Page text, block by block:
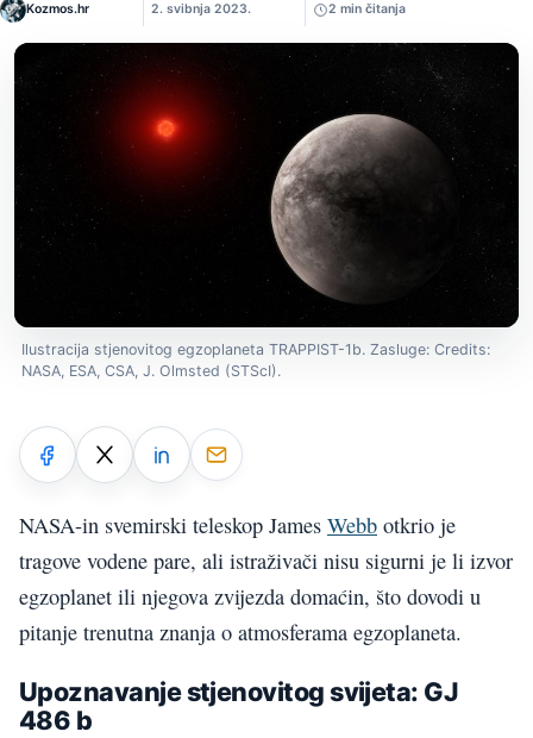
Kozmos.hr 2. svibnja 2023. 2 min čitanja
Ilustracija stjenovitog egzoplaneta TRAPPIST-1b. Zasluge: Credits:
NASA, ESA, CSA, J. Olmsted (STScI).
NASA-in svemirski teleskop James Webb otkrio je
tragove vodene pare, ali istraživači nisu sigurni je li izvor
egzoplanet ili njegova zvijezda domaćin, što dovodi u
pitanje trenutna znanja o atmosferama egzoplaneta.
Upoznavanje stjenovitog svijeta: GJ
486 b